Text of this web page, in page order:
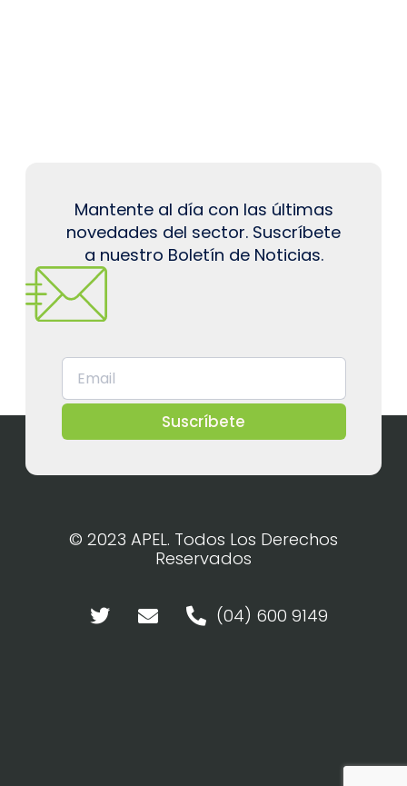
Mantente al día con las últimas
novedades del sector. Suscríbete
a nuestro Boletín de Noticias.
Suscríbete
© 2023 APEL. Todos Los Derechos
Reservados
(04) 600 9149